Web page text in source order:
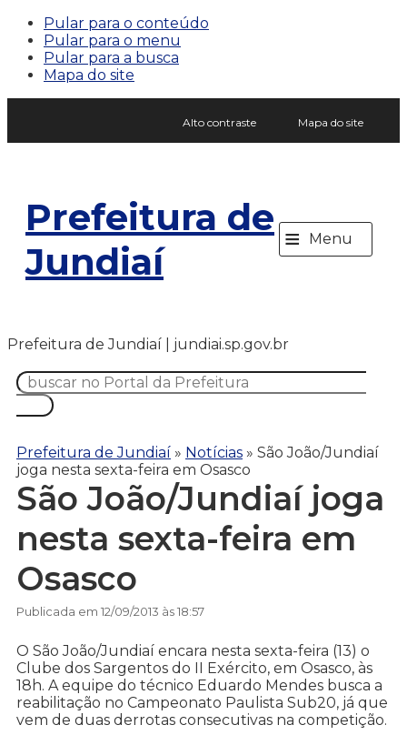
Pular para o conteúdo
Pular para o menu
Pular para a busca
Mapa do site
Alto contraste Mapa do site
Prefeitura de
Jundiaí
≡ Menu
Prefeitura de Jundiaí | jundiai.sp.gov.br
Prefeitura de Jundiaí » Notícias » São João/Jundiaí
joga nesta sexta-feira em Osasco
São João/Jundiaí joga
nesta sexta-feira em
Osasco
Publicada em 12/09/2013 às 18:57
O São João/Jundiaí encara nesta sexta-feira (13) o
Clube dos Sargentos do II Exército, em Osasco, às
18h. A equipe do técnico Eduardo Mendes busca a
reabilitação no Campeonato Paulista Sub20, já que
vem de duas derrotas consecutivas na competição.